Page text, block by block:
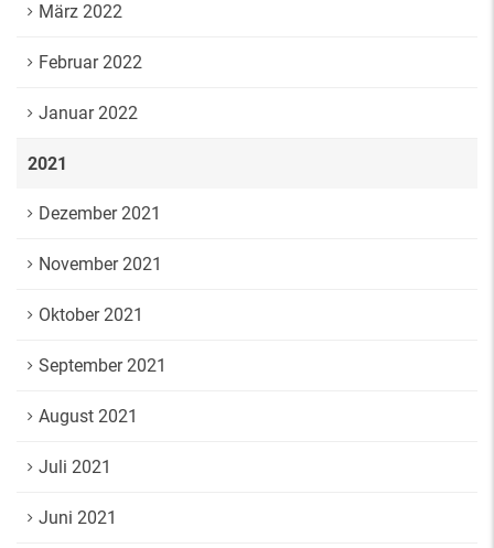
März 2022
Februar 2022
Januar 2022
2021
Dezember 2021
November 2021
Oktober 2021
September 2021
August 2021
Juli 2021
Juni 2021